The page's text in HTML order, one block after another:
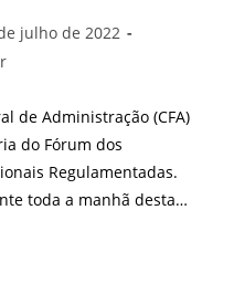
julho de 2022
de Administração (CFA)
do Fórum dos
Regulamentadas.
toda a manhã desta…